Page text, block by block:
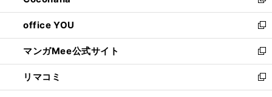
開
く
ウ
で
開
く
ウ
ィ
ン
ド
ウ
で
開
し
い
ウ
ィ
ン
ド
ウ
office YOU
新
し
い
ウ
ィ
ン
マンガMee公式サイト
新
し
い
ウ
リマコミ
新
し